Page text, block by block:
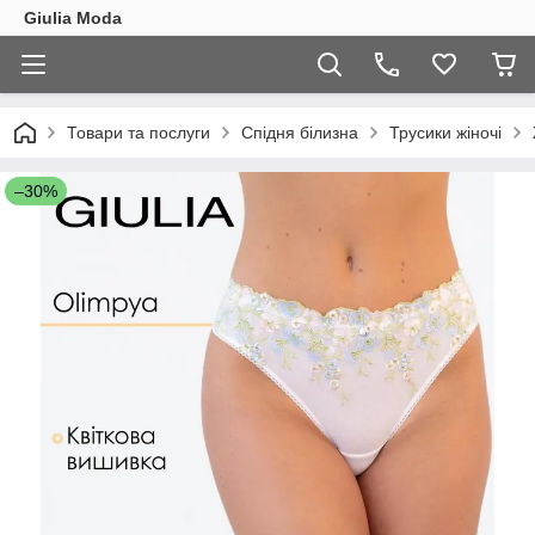
Giulia Moda
Товари та послуги Спідня білизна Трусики жіночі
–30%